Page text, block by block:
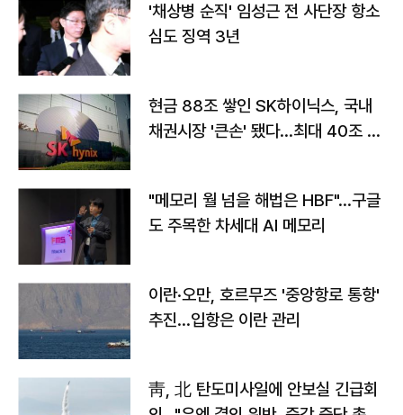
'채상병 순직' 임성근 전 사단장 항소
심도 징역 3년
현금 88조 쌓인 SK하이닉스, 국내
채권시장 '큰손' 됐다…최대 40조 투
"메모리 월 넘을 해법은 HBF"…구글
도 주목한 차세대 AI 메모리
이란·오만, 호르무즈 '중앙항로 통항'
추진…입항은 이란 관리
靑, 北 탄도미사일에 안보실 긴급회